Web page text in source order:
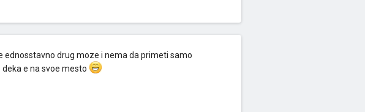
ednosstavno drug moze i nema da primeti samo
e na svoe mesto